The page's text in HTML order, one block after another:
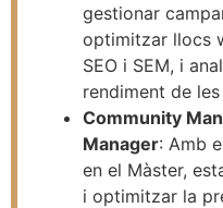
gestionar
optimitzar llocs
SEO i SEM, i
rendiment de
Community
Manager: Amb
en el Màster,
i optimitzar la